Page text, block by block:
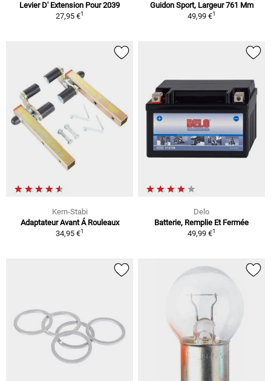
Levier D' Extension Pour 2039
27,95 €1
Guidon Sport, Largeur 761 Mm
49,99 €1
Kern-Stabi
Adaptateur Avant Á Rouleaux
34,95 €1
Delo
Batterie, Remplie Et Fermée
49,99 €1